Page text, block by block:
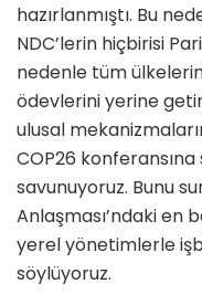
hazırlanmıştı. Bu
NDC’lerin hiçbirisi
nedenle tüm
ödevlerini yerine
ulusal
COP26
savunuyoruz. Bunu
Anlaşması’ndaki en
yerel yönetimlerle
söylüyoruz.